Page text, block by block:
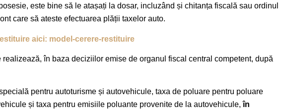
este bine să le atașați la dosar, incluzând și chitanța fiscală sau ordinul
care să ateste efectuarea plății taxelor auto.
aici: model-cerere-restituire
realizează, în baza deciziilor emise de organul fiscal central competent, după
pentru autoturisme și autovehicule, taxa de poluare pentru poluare
și taxa pentru emisiile poluante provenite de la autovehicule,în